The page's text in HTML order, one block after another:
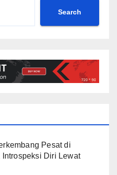
Search
Pesat di
Diri Lewat